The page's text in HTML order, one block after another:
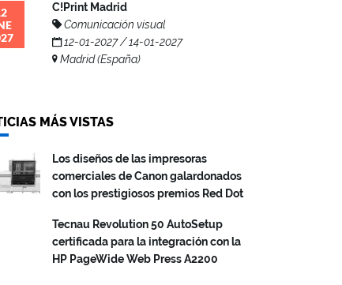
C!Print Madrid
Comunicación visual
12-01-2027 / 14-01-2027
Madrid (España)
MÁS VISTAS
Los diseños de las impresoras
comerciales de Canon galardonados
con los prestigiosos premios Red Dot
Tecnau Revolution 50 AutoSetup
certificada para la integración con la
HP PageWide Web Press A2200